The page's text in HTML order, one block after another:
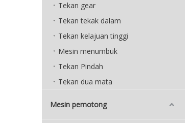
Tekan gear
Tekan tekak dalam
Tekan kelajuan tinggi
Mesin menumbuk
Tekan Pindah
Tekan dua mata
Mesin pemotong